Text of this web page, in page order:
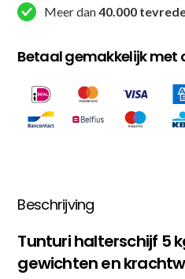
Meer dan40.000
Betaal gemakkelijk met
Beschrijving
Tunturi halterschijf 5
gewichten en